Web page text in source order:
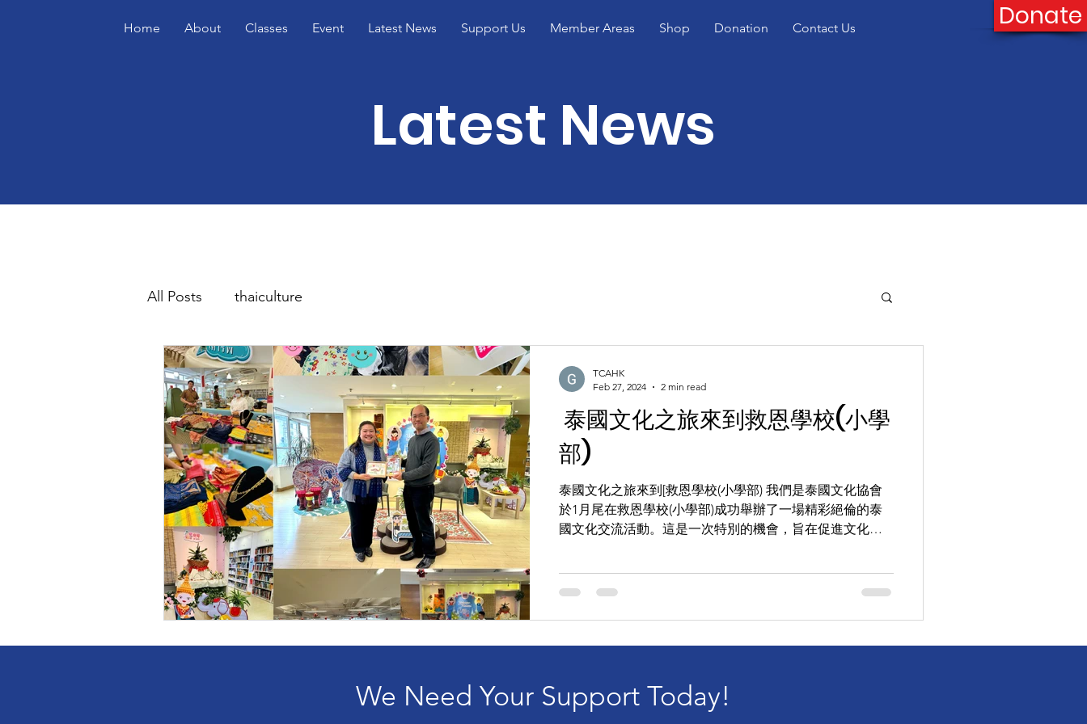
Donate
Home About Classes Event Latest News Support Us Member Areas Shop Donation Contact Us
Latest News
All Posts thaiculture
泰國文化之旅來到救恩學校(小學
部)
泰國文化之旅來到[救恩學校(小學部) 我們是泰國文化協會
於1月尾在救恩學校(小學部)成功舉辦了一場精彩絕倫的泰
國文化交流活動。這是一次特別的機會，旨在促進文化理
動感之美。...
TCAHK
Feb 27, 2024
2 min read
We Need Your Support Today!